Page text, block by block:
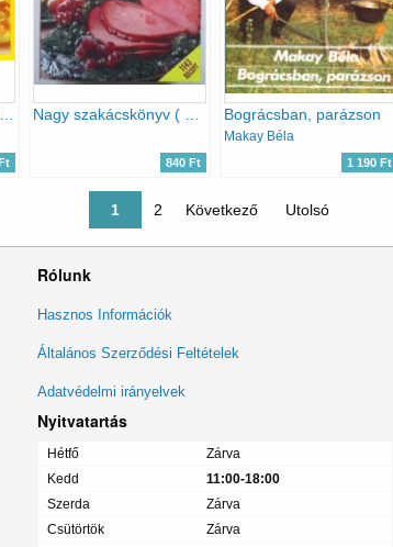
840 Ft
Bográcsban, parázson
Makay Béla
1 190 Ft
Jelenlegi oldal
1 Oldal
2 Következő oldal
Következő Utolsó oldal
Utolsó
Rólunk
Lábléc
menü
Hasznos Információk
Általános Szerződési Feltételek
Adatvédelmi irányelvek
Nyitvatartás
Hétfő
Zárva
Kedd
11:00-18:00
Szerda
Zárva
Csütörtök
Zárva